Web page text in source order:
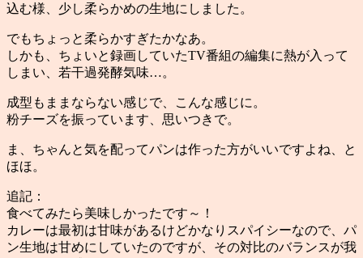
込む様、少し柔らかめの生地にしました。
でもちょっと柔らかすぎたかなあ。
しかも、ちょいと録画していたTV番組の編集に熱が入って
しまい、若干過発酵気味…。
成型もままならない感じで、こんな感じに。
粉チーズを振っています、思いつきで。
ま、ちゃんと気を配ってパンは作った方がいいですよね、と
ほほ。
追記：
食べてみたら美味しかったです～！
カレーは最初は甘味があるけどかなりスパイシーなので、パ
ン生地は甘めにしていたのですが、その対比のバランスが我